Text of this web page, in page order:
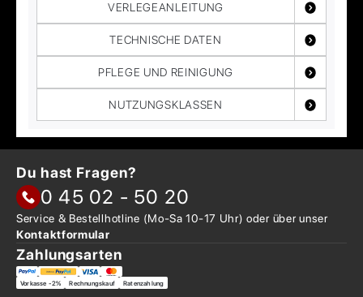
VERLEGEANLEITUNG
TECHNISCHE DATEN
PFLEGE UND REINIGUNG
NUTZUNGSKLASSEN
Du hast Fragen?
0 45 02 - 50 20
Service & Bestellhotline (Mo-Sa 10-17 Uhr) oder überunser
Kontaktformular
Zahlungsarten
Vorkasse -2% Rechnungskauf Ratenzahlung